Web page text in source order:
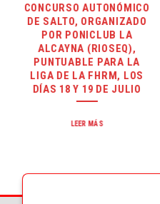
LA
(RIOSEQ),
PARA LA
FHRM, LOS
19 DE JULIO
DE
CLUB